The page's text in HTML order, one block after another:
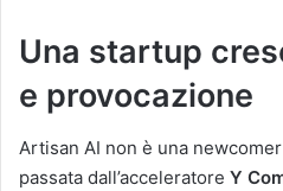
Una startup
e provocazione
Artisan AI non è una
passata dall’acceleratore Y